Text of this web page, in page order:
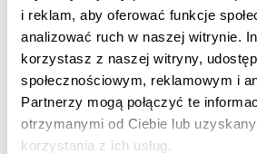
i reklam, aby oferować funkcje
analizować ruch w naszej witrynie.
korzystasz z naszej witryny,
społecznościowym, reklamowym i
Partnerzy mogą połączyć te
otrzymanymi od Ciebie lub
korzystania z ich usług.
oferuje Agencja
Whites to agencja digital
doświadczeniem na rynku. Główne
GEO — Generative Engine